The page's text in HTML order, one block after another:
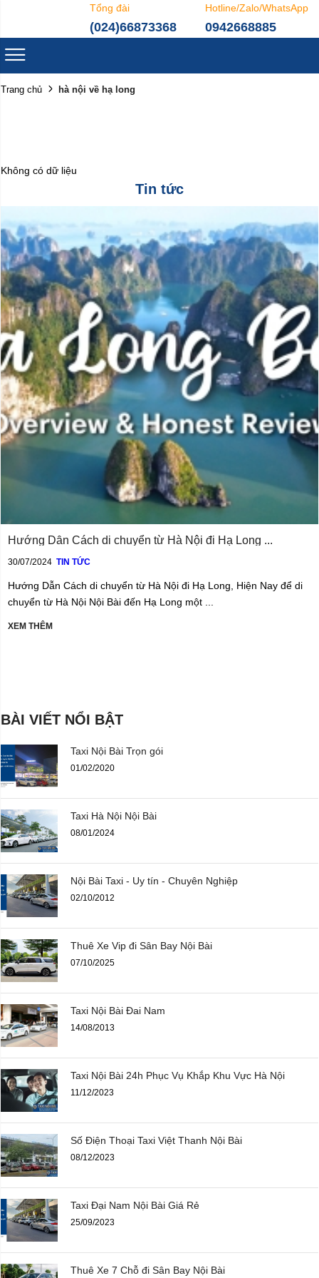
Tổng đài
(024)66873368
Hotline/Zalo/WhatsApp
0942668885
Trang chủ hà nội về hạ long
Không có dữ liệu
Tin tức
Hướng Dẫn Cách di chuyển từ Hà Nội đi Hạ Long ...
30/07/2024 TIN TỨC
Hướng Dẫn Cách di chuyển từ Hà Nội đi Hạ Long, Hiện Nay để di
chuyển từ Hà Nội Nội Bài đến Hạ Long một ...
XEM THÊM
BÀI VIẾT NỔI BẬT
Taxi Nội Bài Trọn gói
01/02/2020
Taxi Hà Nội Nội Bài
08/01/2024
Nội Bài Taxi - Uy tín - Chuyên Nghiệp
02/10/2012
Thuê Xe Vip đi Sân Bay Nội Bài
07/10/2025
Taxi Nội Bài Đai Nam
14/08/2013
Taxi Nội Bài 24h Phục Vụ Khắp Khu Vực Hà Nội
11/12/2023
Số Điện Thoại Taxi Việt Thanh Nội Bài
08/12/2023
Taxi Đại Nam Nội Bài Giá Rẻ
25/09/2023
Thuê Xe 7 Chỗ đi Sân Bay Nội Bài